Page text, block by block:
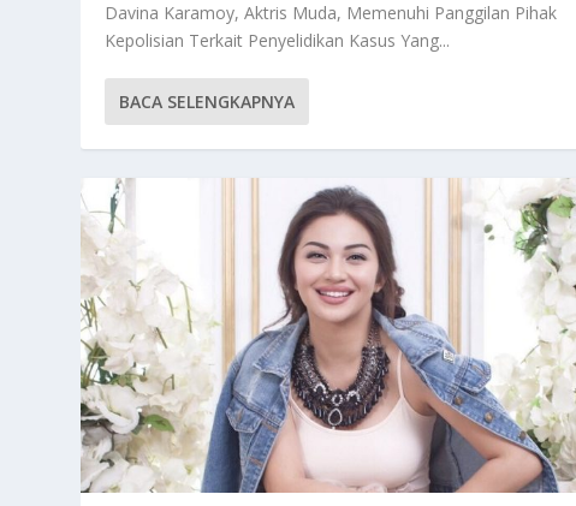
Davina Karamoy, Aktris Muda, Memenuhi Panggilan Pihak
Kepolisian Terkait Penyelidikan Kasus Yang...
BACA SELENGKAPNYA